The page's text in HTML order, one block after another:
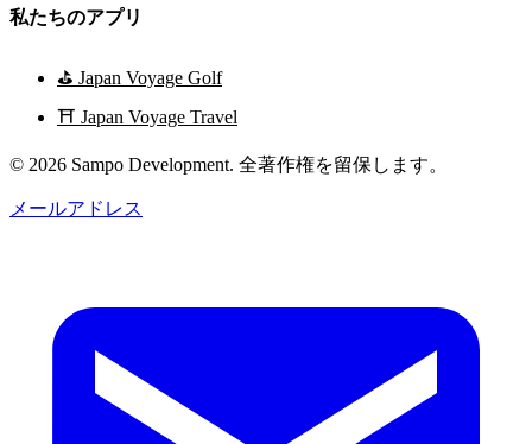
私たちのアプリ
⛳ Japan Voyage Golf
⛩️ Japan Voyage Travel
© 2026 Sampo Development. 全著作権を留保します。
メールアドレス